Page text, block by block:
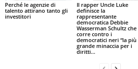
Perché le agenzie di
talento attirano tanto gli
investitori
Il rapper Uncle Luke
definisce la
rappresentante
democratica Debbie
Wasserman Schultz che
corre contro i
democratici neri “la più
grande minaccia per i
diritti...